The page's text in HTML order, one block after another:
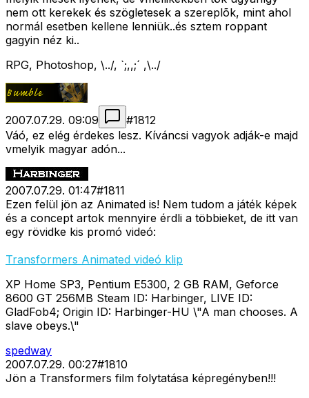
nem ott kerekek és szögletesek a szereplõk, mint ahol
normál esetben kellene lenniük..és sztem roppant
gagyin néz ki..
RPG, Photoshop, \../, `;,,;´ ,\../
2007.07.29. 09:09 #1812
Váó, ez elég érdekes lesz. Kíváncsi vagyok adják-e majd
vmelyik magyar adón...
2007.07.29. 01:47#1811
Ezen felül jön az Animated is! Nem tudom a játék képek
és a concept artok mennyire érdli a többieket, de itt van
egy rövidke kis promó videó:
Transformers Animated videó klip
XP Home SP3, Pentium E5300, 2 GB RAM, Geforce
8600 GT 256MB Steam ID: Harbinger, LIVE ID:
GladFob4; Origin ID: Harbinger-HU \"A man chooses. A
slave obeys.\"
spedway
2007.07.29. 00:27#1810
Jön a Transformers film folytatása képregényben!!!